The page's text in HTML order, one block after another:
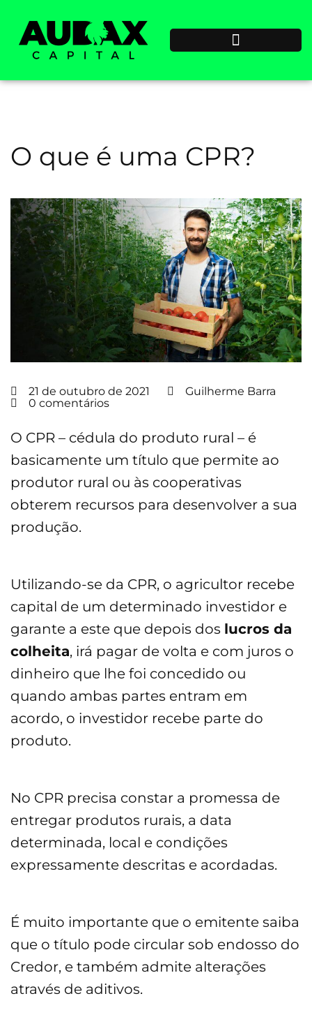
O que é uma CPR?
21 de outubro de 2021
Guilherme Barra
0 comentários
O CPR – cédula do produto rural – é
basicamente um título que permite ao
produtor rural ou às cooperativas
obterem recursos para desenvolver a sua
produção.
Utilizando-se da CPR, o agricultor recebe
capital de um determinado investidor e
garante a este que depois dos lucros da
colheita, irá pagar de volta e com juros o
dinheiro que lhe foi concedido ou
quando ambas partes entram em
acordo, o investidor recebe parte do
produto.
No CPR precisa constar a promessa de
entregar produtos rurais, a data
determinada, local e condições
expressamente descritas e acordadas.
É muito importante que o emitente saiba
que o título pode circular sob endosso do
Credor, e também admite alterações
através de aditivos.